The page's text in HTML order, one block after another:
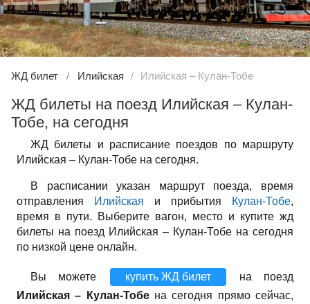
ЖД билет Илийская Илийская – Кулан-Тобе
ЖД билеты на поезд Илийская – Кулан-
Тобе, на сегодня
ЖД билеты и расписание поездов по маршруту
Илийская – Кулан-Тобе на сегодня.
В расписании указан маршрут поезда, время
отправления
Илийская и прибытия Кулан-Тобе,
время в пути. Выберите вагон, место и купите жд
билеты на поезд Илийская – Кулан-Тобе на сегодня
по низкой цене онлайн.
Вы можете купить ЖД билет
на поезд
Илийская – Кулан-Тобена сегодня прямо сейчас,